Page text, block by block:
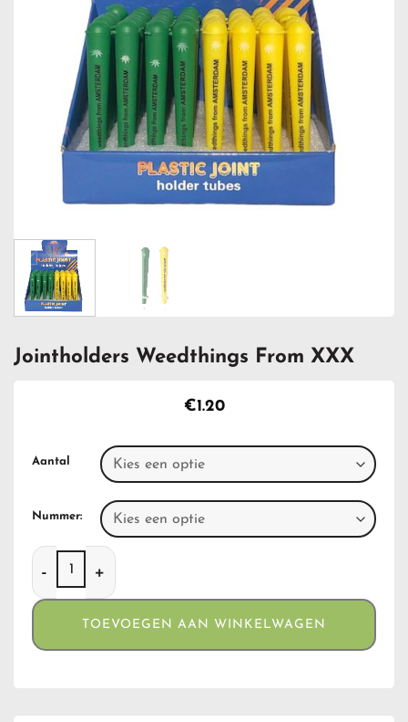
Jointholders Weedthings From XXX
€1.20
Aantal
Nummer:
Jointholders Weedthings From XXX aantal
TOEVOEGEN AAN WINKELWAGEN